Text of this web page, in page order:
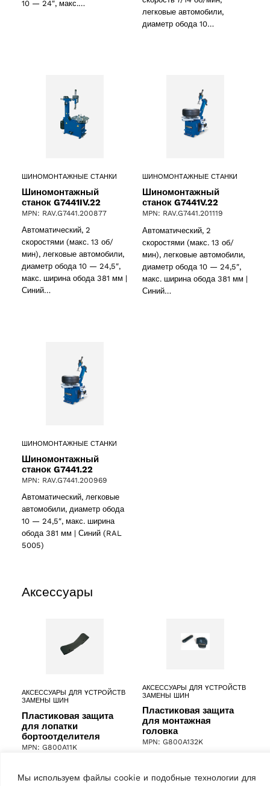
Мы используем файлы cookie и подобные технологии для
10 — 24″, макс.…
легковые автомобили,
диаметр обода 10…
ШИНОМОНТАЖНЫЕ СТАНКИ
Шиномонтажный
станок G7441IV.22
MPN: RAV.G7441.200877
Автоматический, 2
скоростями (макс. 13 об/
мин), легковые автомобили,
диаметр обода 10 — 24,5″,
макс. ширина обода 381 мм |
Синий…
ШИНОМОНТАЖНЫЕ СТАНКИ
Шиномонтажный
станок G7441V.22
MPN: RAV.G7441.201119
Автоматический, 2
скоростями (макс. 13 об/
мин), легковые автомобили,
диаметр обода 10 — 24,5″,
макс. ширина обода 381 мм |
Синий…
ШИНОМОНТАЖНЫЕ СТАНКИ
Шиномонтажный
станок G7441.22
MPN: RAV.G7441.200969
Автоматический, легковые
автомобили, диаметр обода
10 — 24,5″, макс. ширина
обода 381 мм | Синий (RAL
5005)
Аксессуары
АКСЕССУАРЫ ДЛЯ YСТРОЙСТВ
ЗАМЕНЫ ШИН
Пластиковая защита
для лопатки
бортоотделителя
MPN: G800A11K
АКСЕССУАРЫ ДЛЯ YСТРОЙСТВ
ЗАМЕНЫ ШИН
Пластиковая защита
для монтажная
головка
MPN: G800A132K
комплект